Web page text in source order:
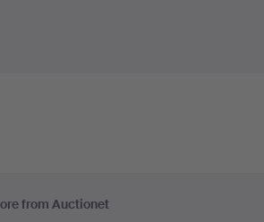
from Auctionet